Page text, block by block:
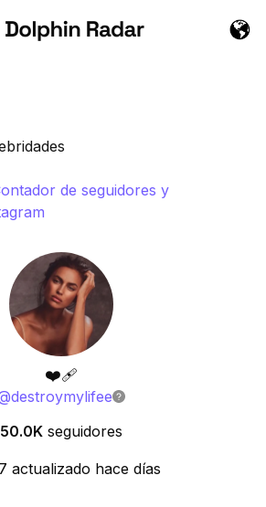
de seguidores y
❤️‍🩹
destroymylifee
50.0K seguidores
actualizado hace días